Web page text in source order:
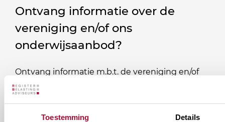
Toestemming Details
Ontvang informatie over de
vereniging en/of ons
onderwijsaanbod?
Ontvang informatie m.b.t. de vereniging en/of
ons onderwijsaanbod? Schrijf je in! Ben je al lid
aan welke nieuwsbrieven je wil ontvangen.